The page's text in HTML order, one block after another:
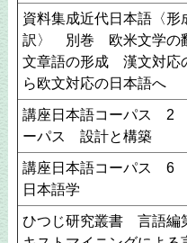
資料集成近代日本語〈形
訳〉 別巻 欧米文学の
文章語の形成 漢文対応
ら欧文対応の日本語へ
講座日本語コーパス 2
ーパス 設計と構築
講座日本語コーパス 6
日本語学
ひつじ研究叢書 言語